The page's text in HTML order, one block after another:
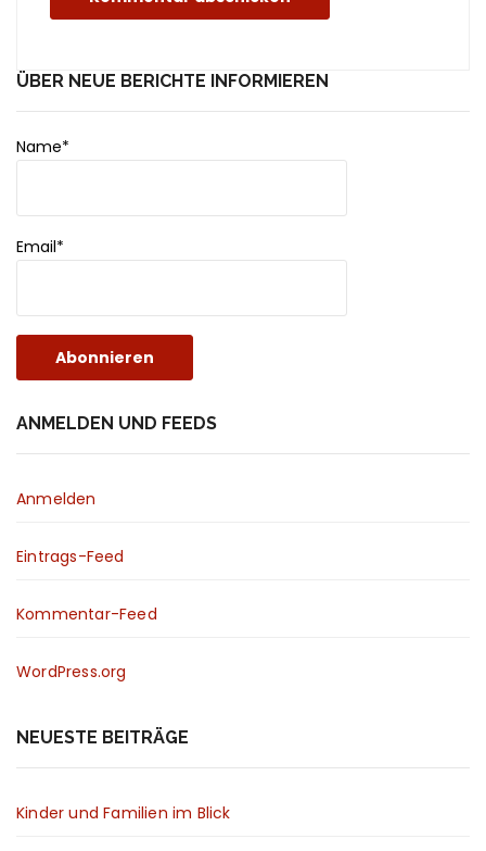
ÜBER NEUE BERICHTE INFORMIEREN
Name*
Email*
ANMELDEN UND FEEDS
Anmelden
Eintrags-Feed
Kommentar-Feed
WordPress.org
NEUESTE BEITRÄGE
Kinder und Familien im Blick